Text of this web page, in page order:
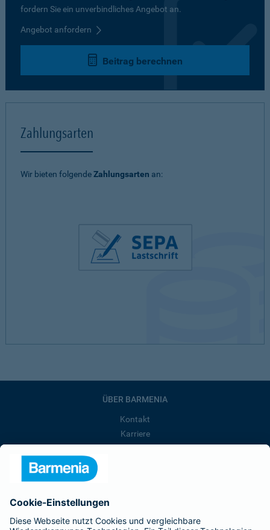
fordern Sie ein unverbindliches Angebot an.
Angebot anfordern
Beitrag berechnen
Zahlungsarten
Wir bieten folgendeZahlungsarten an:
ÜBER BARMENIA
Kontakt
Karriere
Barmenia ist Teil der BarmeniaGothaer